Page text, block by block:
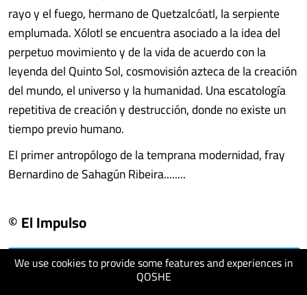
We use cookies to provide some features and experiences in
QOSHE
rayo y el fuego, hermano de Quetzalcóatl, la serpiente
emplumada. Xólotl se encuentra asociado a la idea del
perpetuo movimiento y de la vida de acuerdo con la
leyenda del Quinto Sol, cosmovisión azteca de la creación
del mundo, el universo y la humanidad. Una escatología
repetitiva de creación y destrucción, donde no existe un
tiempo previo humano.
El primer antropólogo de la temprana modernidad, fray
Bernardino de Sahagún Ribeira........
© El Impulso
visit website